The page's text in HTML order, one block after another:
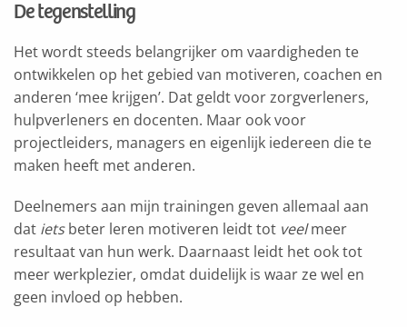
De tegenstelling
Het wordt steeds belangrijker om vaardigheden te
ontwikkelen op het gebied van motiveren, coachen en
anderen ‘mee krijgen’. Dat geldt voor zorgverleners,
hulpverleners en docenten. Maar ook voor
projectleiders, managers en eigenlijk iedereen die te
maken heeft met anderen.
Deelnemers aan mijn trainingen geven allemaal aan
dat ietsbeter leren motiveren leidt tot veelmeer
resultaat van hun werk. Daarnaast leidt het ook tot
meer werkplezier, omdat duidelijk is waar ze wel en
geen invloed op hebben.